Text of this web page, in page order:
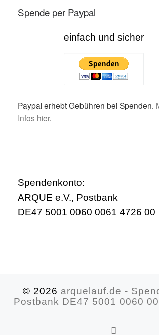
Spende per Paypal
einfach und sicher
Paypal erhebt Gebühren bei Spenden.
Infos hier.
Spendenkonto:
ARQUE e.V., Postbank
DE47 5001 0060 0061 4726 00
© 2026 arquelauf.de -
Postbank DE47 5001 0060